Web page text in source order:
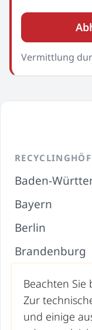
Vermittlung
Baden-
Bayern
Berlin
Brandenburg
Hamburg
Hessen
Beachten Sie
Zur
und einige